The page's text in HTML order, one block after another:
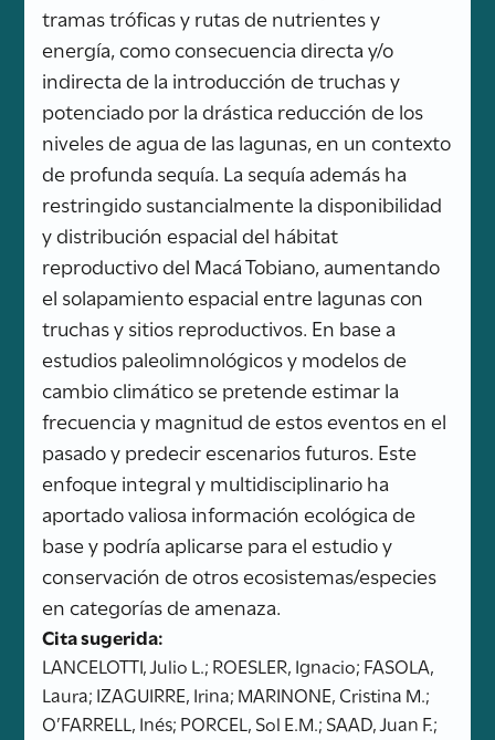
tramas tróficas y rutas de nutrientes y
energía, como consecuencia directa y/o
indirecta de la introducción de truchas y
potenciado por la drástica reducción de los
niveles de agua de las lagunas, en un contexto
de profunda sequía. La sequía además ha
restringido sustancialmente la disponibilidad
y distribución espacial del hábitat
reproductivo del Macá Tobiano, aumentando
el solapamiento espacial entre lagunas con
truchas y sitios reproductivos. En base a
estudios paleolimnológicos y modelos de
cambio climático se pretende estimar la
frecuencia y magnitud de estos eventos en el
pasado y predecir escenarios futuros. Este
enfoque integral y multidisciplinario ha
aportado valiosa información ecológica de
base y podría aplicarse para el estudio y
conservación de otros ecosistemas/especies
en categorías de amenaza.
Cita sugerida:
LANCELOTTI, Julio L.; ROESLER, Ignacio; FASOLA,
Laura; IZAGUIRRE, Irina; MARINONE, Cristina M.;
O’FARRELL, Inés; PORCEL, Sol E.M.; SAAD, Juan F.;